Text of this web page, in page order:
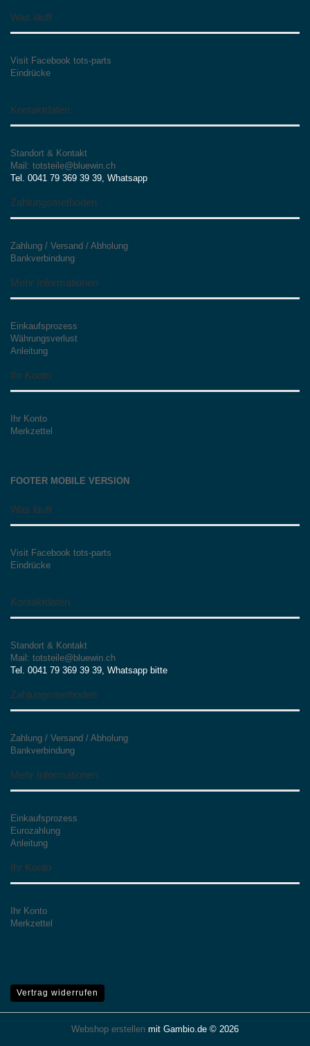
Was läuft
Visit Facebook tots-parts
Eindrücke
Kontaktdaten
Standort & Kontakt
Mail: totsteile@bluewin.ch
Tel. 0041 79 369 39 39, Whatsapp
Zahlungsmethoden
Zahlung / Versand / Abholung
Bankverbindung
Mehr Informationen
Einkaufsprozess
Währungsverlust
Anleitung
Ihr Konto
Ihr Konto
Merkzettel
FOOTER MOBILE VERSION
Was läuft
Visit Facebook tots-parts
Eindrücke
Kontaktdaten
Standort & Kontakt
Mail: totsteile@bluewin.ch
Tel. 0041 79 369 39 39, Whatsapp bitte
Zahlungsmethoden
Zahlung / Versand / Abholung
Bankverbindung
Mehr Informationen
Einkaufsprozess
Eurozahlung
Anleitung
Ihr Konto
Ihr Konto
Merkzettel
Vertrag widerrufen
Webshop erstellen mit Gambio.de © 2026